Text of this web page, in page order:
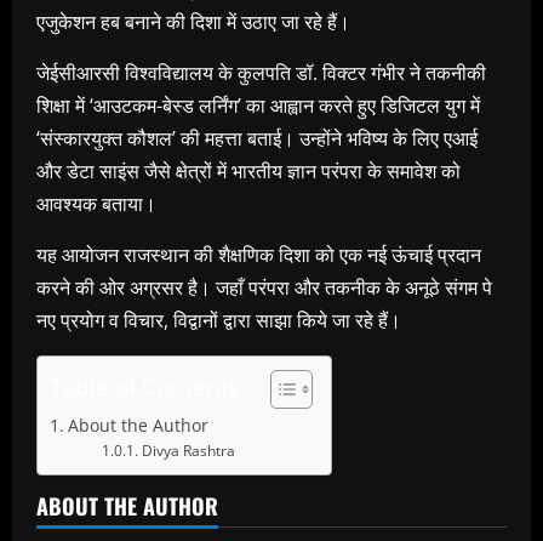
एजुकेशन हब बनाने की दिशा में उठाए जा रहे हैं।
जेईसीआरसी विश्वविद्यालय के कुलपति डॉ. विक्टर गंभीर ने तकनीकी
शिक्षा में ‘आउटकम-बेस्ड लर्निंग’ का आह्वान करते हुए डिजिटल युग में
‘संस्कारयुक्त कौशल’ की महत्ता बताई। उन्होंने भविष्य के लिए एआई
और डेटा साइंस जैसे क्षेत्रों में भारतीय ज्ञान परंपरा के समावेश को
आवश्यक बताया।
यह आयोजन राजस्थान की शैक्षणिक दिशा को एक नई ऊंचाई प्रदान
करने की ओर अग्रसर है। जहाँ परंपरा और तकनीक के अनूठे संगम पे
नए प्रयोग ​व विचार, विद्वानों द्वारा साझा किये जा रहे हैं।
About the Author
Divya Rashtra
ABOUT THE AUTHOR